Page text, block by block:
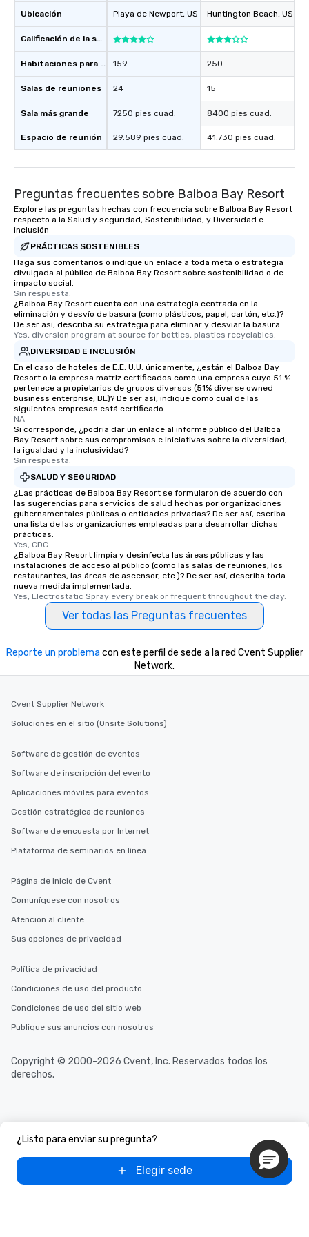
Ubicación
Calificación de la sede
Habitaciones para huéspedes
Salas de reuniones
Sala más grande
Espacio de reunión
Playa de Newport, US
159
24
7250 pies cuad.
29.589 pies cuad.
Huntington Beach, US
250
15
8400 pies cuad.
41.730 pies cuad.
Preguntas frecuentes sobre Balboa Bay Resort
Explore las preguntas hechas con frecuencia sobre Balboa Bay Resort
respecto a la Salud y seguridad, Sostenibilidad, y Diversidad e
inclusión
PRÁCTICAS SOSTENIBLES
Haga sus comentarios o indique un enlace a toda meta o estrategia
divulgada al público de Balboa Bay Resort sobre sostenibilidad o de
impacto social.
Sin respuesta.
¿Balboa Bay Resort cuenta con una estrategia centrada en la
eliminación y desvío de basura (como plásticos, papel, cartón, etc.)?
De ser así, describa su estrategia para eliminar y desviar la basura.
Yes, diversion program at source for bottles, plastics recyclables.
DIVERSIDAD E INCLUSIÓN
En el caso de hoteles de E.E. U.U. únicamente, ¿están el Balboa Bay
Resort o la empresa matriz certificados como una empresa cuyo 51 %
pertenece a propietarios de grupos diversos (51% diverse owned
business enterprise, BE)? De ser así, indique como cuál de las
siguientes empresas está certificado.
NA
Si corresponde, ¿podría dar un enlace al informe público del Balboa
Bay Resort sobre sus compromisos e iniciativas sobre la diversidad,
la igualdad y la inclusividad?
Sin respuesta.
SALUD Y SEGURIDAD
¿Las prácticas de Balboa Bay Resort se formularon de acuerdo con
las sugerencias para servicios de salud hechas por organizaciones
gubernamentales públicas o entidades privadas? De ser así, escriba
una lista de las organizaciones empleadas para desarrollar dichas
prácticas.
Yes, CDC
¿Balboa Bay Resort limpia y desinfecta las áreas públicas y las
instalaciones de acceso al público (como las salas de reuniones, los
restaurantes, las áreas de ascensor, etc.)? De ser así, describa toda
nueva medida implementada.
Yes, Electrostatic Spray every break or frequent throughout the day.
Ver todas las Preguntas frecuentes
¿Listo para enviar su pregunta?
Elegir sede
Reporte un problema con este perfil de sede a la red Cvent Supplier
Network.
Cvent Supplier Network
Soluciones en el sitio (Onsite Solutions)
Software de gestión de eventos
Software de inscripción del evento
Aplicaciones móviles para eventos
Gestión estratégica de reuniones
Software de encuesta por Internet
Plataforma de seminarios en línea
Página de inicio de Cvent
Comuníquese con nosotros
Atención al cliente
Sus opciones de privacidad
Política de privacidad
Condiciones de uso del producto
Condiciones de uso del sitio web
Publique sus anuncios con nosotros
Copyright © 2000-2026 Cvent, Inc. Reservados todos los
derechos.